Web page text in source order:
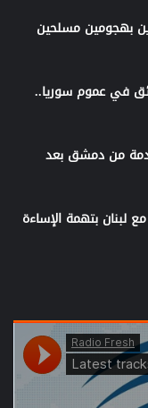
بهجومين مسلحين
سير وحرائق في عموم سوريا..
من دمشق بعد
لبنان بتهمة الإساءة